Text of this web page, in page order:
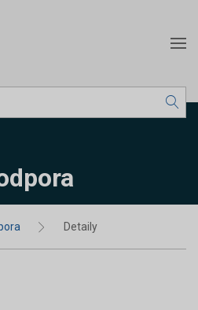
Detaily